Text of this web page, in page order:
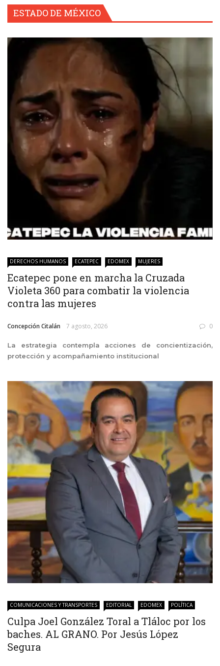
ESTADO DE MÉXICO
DERECHOS HUMANOS ECATEPEC EDOMEX MUJERES
Ecatepec pone en marcha la Cruzada
Violeta 360 para combatir la violencia
contra las mujeres
Concepción Citalán 7 agosto, 2026 0
La estrategia contempla acciones de concientización,
protección y acompañamiento institucional
COMUNICACIONES Y TRANSPORTES EDITORIAL EDOMEX POLÍTICA
Culpa Joel González Toral a Tláloc por los
baches. AL GRANO. Por Jesús López
Segura